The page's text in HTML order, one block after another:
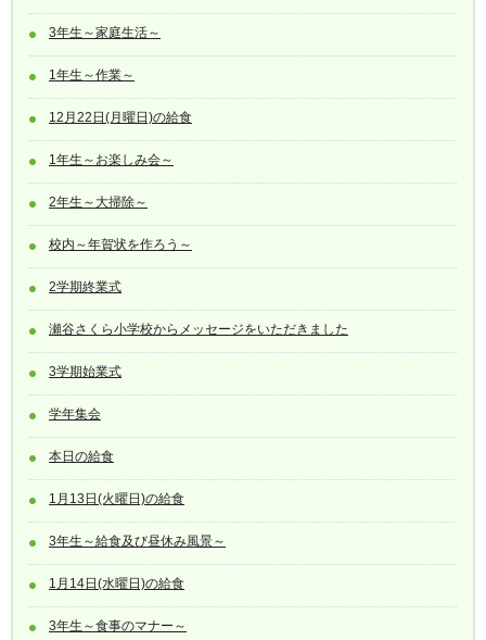
3年生～家庭生活～
1年生～作業～
12月22日(月曜日)の給食
1年生～お楽しみ会～
2年生～大掃除～
校内～年賀状を作ろう～
2学期終業式
瀬谷さくら小学校からメッセージをいただきました
3学期始業式
学年集会
本日の給食
1月13日(火曜日)の給食
3年生～給食及び昼休み風景～
1月14日(水曜日)の給食
3年生～食事のマナー～